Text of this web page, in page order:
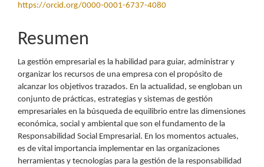
https://orcid.org/0000-0001-6737-4080
Resumen
La gestión empresarial es la habilidad para guiar, administrar y
organizar los recursos de una empresa con el propósito de
alcanzar los objetivos trazados. En la actualidad, se engloban un
conjunto de prácticas, estrategias y sistemas de gestión
empresariales en la búsqueda de equilibrio entre las dimensiones
económica, social y ambiental que son el fundamento de la
Responsabilidad Social Empresarial. En los momentos actuales,
es de vital importancia implementar en las organizaciones
herramientas y tecnologías para la gestión de la responsabilidad